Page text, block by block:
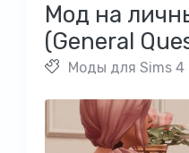
Мод на
(General
Моды для Sims 4